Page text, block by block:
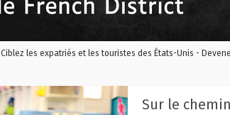
Ciblez les expatriés et les touristes des États-Unis -
Sur le